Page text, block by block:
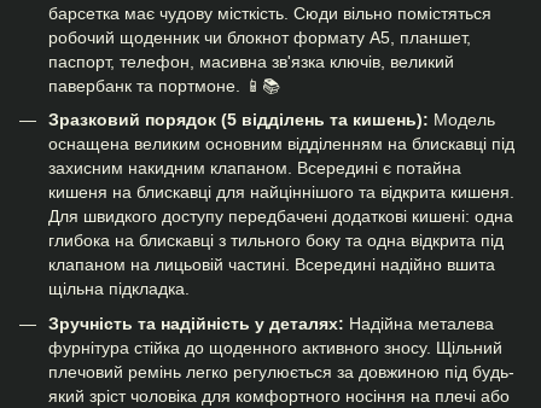
барсетка має чудову місткість. Сюди вільно помістяться
робочий щоденник чи блокнот формату А5, планшет,
паспорт, телефон, масивна зв'язка ключів, великий
павербанк та портмоне. 📱📚
Зразковий порядок (5 відділень та кишень): Модель
оснащена великим основним відділенням на блискавці під
захисним накидним клапаном. Всередині є потайна
кишеня на блискавці для найціннішого та відкрита кишеня.
Для швидкого доступу передбачені додаткові кишені: одна
глибока на блискавці з тильного боку та одна відкрита під
клапаном на лицьовій частині. Всередині надійно вшита
щільна підкладка.
Зручність та надійність у деталях: Надійна металева
фурнітура стійка до щоденного активного зносу. Щільний
плечовий ремінь легко регулюється за довжиною під будь-
який зріст чоловіка для комфортного носіння на плечі або